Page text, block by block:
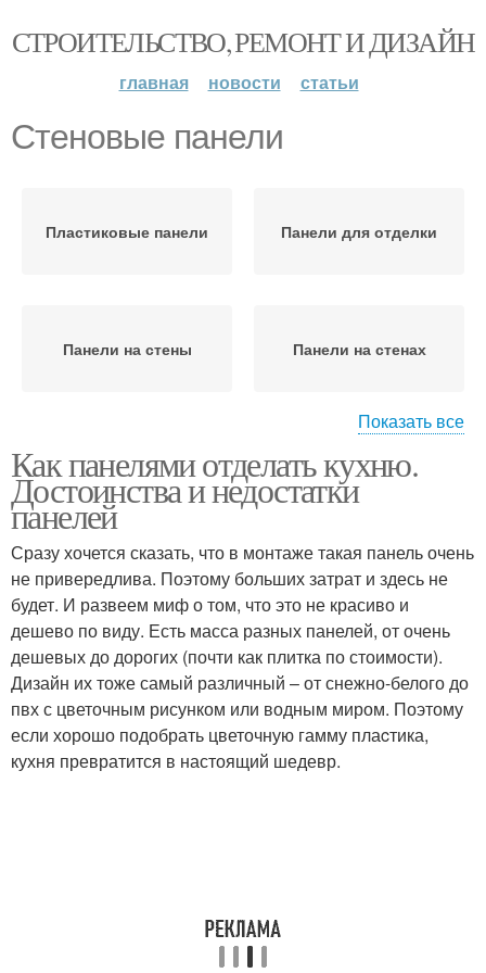
СТРОИТЕЛЬСТВО, РЕМОНТ И ДИЗАЙН
главная новости статьи
Стеновые панели
Пластиковые панели Панели для отделки
Панели на стены Панели на стенах
Панели для стен Стеклянные панели
Стеновая панель
Профили для
пластиковых панелей
Панели для внутренней
отделки
Самоклеющиеся панели
Показать все
Как панелями отделать кухню.
Достоинства и недостатки
панелей
Сразу хочется сказать, что в монтаже такая панель очень
не привередлива. Поэтому больших затрат и здесь не
будет. И развеем миф о том, что это не красиво и
дешево по виду. Есть масса разных панелей, от очень
дешевых до дорогих (почти как плитка по стоимости).
Дизайн их тоже самый различный – от снежно-белого до
пвх с цветочным рисунком или водным миром. Поэтому
если хорошо подобрать цветочную гамму плаcтика,
кухня превратится в настоящий шедевр.